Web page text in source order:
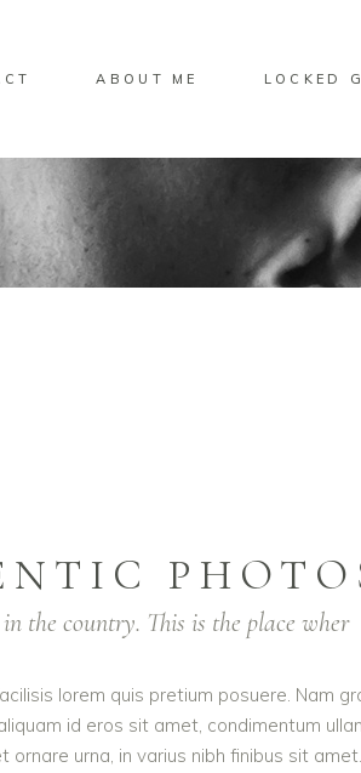
ABOUT ME LOCKED
the country. This is the place wher
lorem quis pretium posuere. Nam
id eros sit amet, condimentum
urna, in varius nibh finibus sit